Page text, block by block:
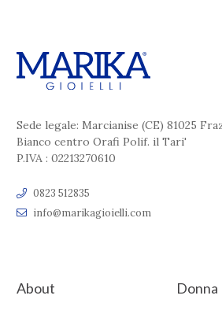
Sede legale: Marcianise (CE) 81025
Bianco centro Orafi Polif. il Tari'
P.IVA : 02213270610
0823 512835
info@marikagioielli.com
About Donna